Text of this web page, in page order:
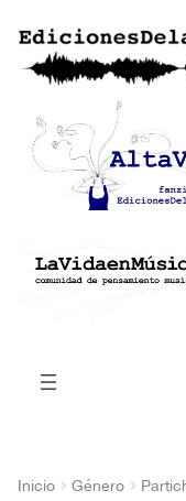
Inicio Género